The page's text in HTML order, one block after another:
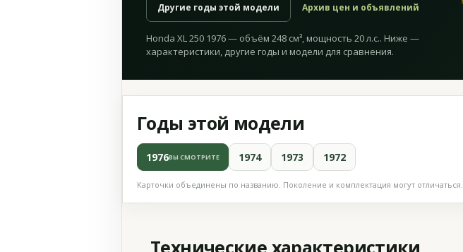
Другие годы этой модели Архив цен и объявлений
Honda XL 250 1976 — объём 248 см³, мощность 20 л.с.. Ниже —
характеристики, другие годы и модели для сравнения.
Годы этой модели
1976ВЫ СМОТРИТЕ 1974 1973 1972
Карточки объединены по названию. Поколение и комплектация могут отличаться.
Технические характеристики